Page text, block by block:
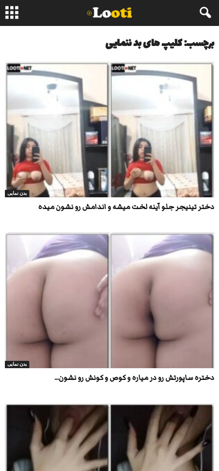
برچسب: کلیپ های بد ننمایی
بدن نمایی
دختر تینیجر جلو آینه لخت میشه و اندامش رو نشون میده
بدن نمایی
دختره ساپورتش رو در میاره و کوص و کونش رو نشون...